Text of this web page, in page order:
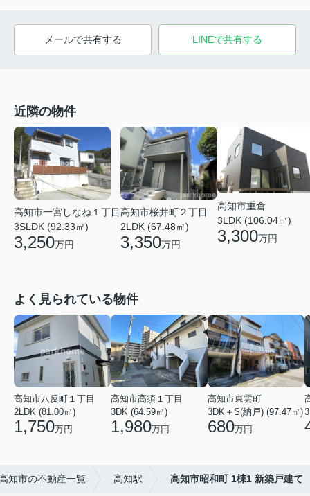
メールで共有する LINEで共有する
近隣の物件
高知市一宮しなね１丁目
3SLDK (92.33㎡)
3,250万円
高知市桜井町２丁目
2LDK (67.48㎡)
3,350万円
高知市重倉
3LDK (106.04㎡)
3,300万円
よく見られている物件
高知市八反町１丁目
2LDK (81.00㎡)
1,750万円
高知市高須１丁目
3DK (64.59㎡)
1,980万円
高知市東雲町
3DK＋S(納戸) (97.47㎡)
680万円
知市の不動産一覧 高知駅 高知市昭和町 1棟1 新築戸建て